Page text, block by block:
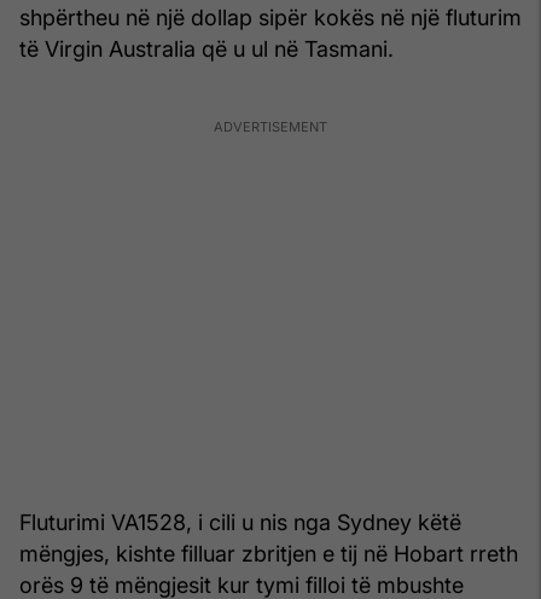
shpërtheu në një dollap sipër kokës në një fluturim
të Virgin Australia që u ul në Tasmani.
Fluturimi VA1528, i cili u nis nga Sydney këtë
mëngjes, kishte filluar zbritjen e tij në Hobart rreth
orës 9 të mëngjesit kur tymi filloi të mbushte